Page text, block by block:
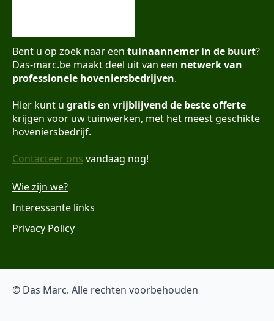
Bent u op zoek naar een tuinaannemer in de buurt?
Das-marc.be maakt deel uit van een netwerk van
professionele hoveniersbedrijven.
Hier kunt u gratis en vrijblijvend de beste offerte
krijgen voor uw tuinwerken, met het meest geschikte
hoveniersbedrijf.
Contacteer ons vandaag nog!
Wie zijn we?
Interessante links
Privacy Policy
© Das Marc. Alle rechten voorbehouden